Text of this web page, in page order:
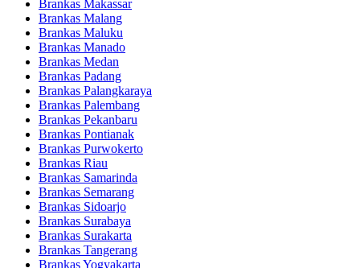
Brankas Makassar
Brankas Malang
Brankas Maluku
Brankas Manado
Brankas Medan
Brankas Padang
Brankas Palangkaraya
Brankas Palembang
Brankas Pekanbaru
Brankas Pontianak
Brankas Purwokerto
Brankas Riau
Brankas Samarinda
Brankas Semarang
Brankas Sidoarjo
Brankas Surabaya
Brankas Surakarta
Brankas Tangerang
Brankas Yogyakarta